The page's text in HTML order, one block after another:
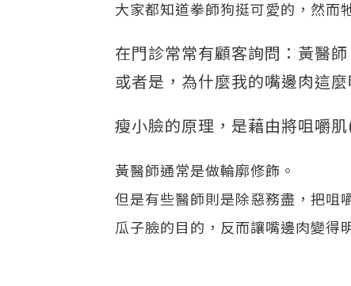
大家都知道拳師狗挺可愛的，然而
在門診常常有顧客詢問：黃醫
或者是，為什麼我的嘴邊肉這
瘦小臉的原理，是藉由將咀嚼
黃醫師通常是做輪廓修飾。
但是有些醫師則是除惡務盡，把咀
瓜子臉的目的，反而讓嘴邊肉變得